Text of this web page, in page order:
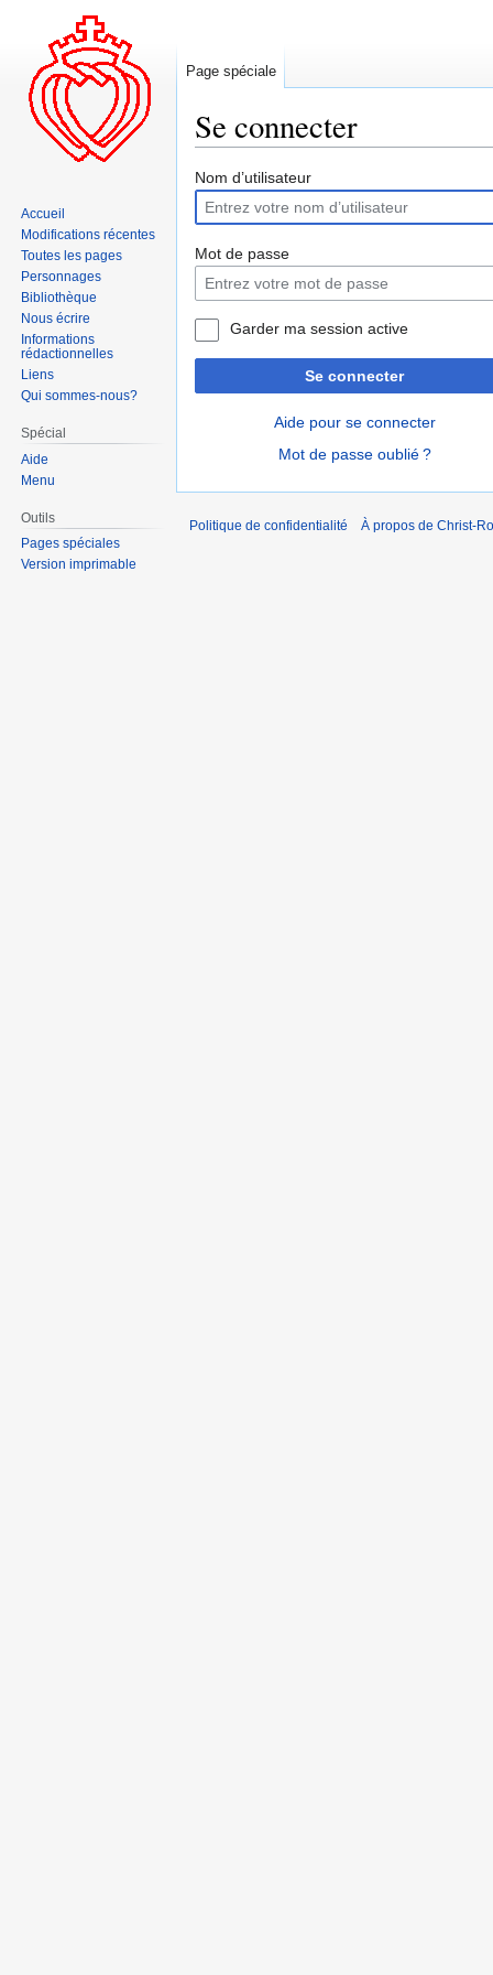
Se connecter
Aller
la
navigation
Aller
la
recherche
Nom d’utilisateur
Mot de passe
Garder ma session active
Se connecter
Aide pour se connecter
Mot de passe oublié ?
Page spéciale
Accueil
Modifications récentes
Toutes les pages
Personnages
Bibliothèque
Nous écrire
Informations
rédactionnelles
Liens
Qui sommes-nous?
Spécial
Aide
Menu
Outils
Pages spéciales
Version imprimable
Politique de confidentialité À propos de Christ-